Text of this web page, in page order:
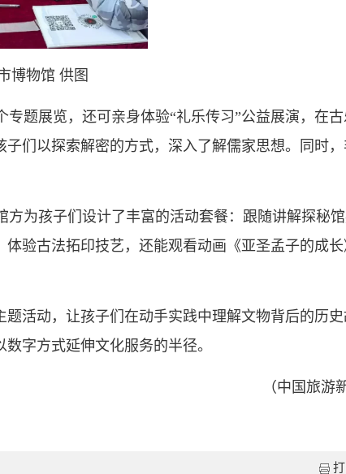
博物馆 供图
题展览，还可亲身体验“礼乐传习”公益展演，在
们以探索解密的方式，深入了解儒家思想。同时
为孩子们设计了丰富的活动套餐：跟随讲解探秘
验古法拓印技艺，还能观看动画《亚圣孟子的成
活动，让孩子们在动手实践中理解文物背后的历
字方式延伸文化服务的半径。
（中国旅游